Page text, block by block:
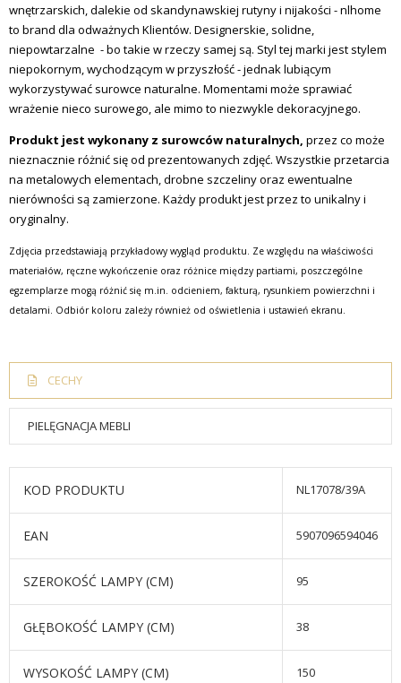
wnętrzarskich, dalekie od skandynawskiej rutyny i nijakości - nlhome
to brand dla odważnych Klientów. Designerskie, solidne,
niepowtarzalne - bo takie w rzeczy samej są. Styl tej marki jest stylem
niepokornym, wychodzącym w przyszłość - jednak lubiącym
wykorzystywać surowce naturalne. Momentami może sprawiać
wrażenie nieco surowego, ale mimo to niezwykle dekoracyjnego.
Produkt jest wykonany z surowców naturalnych, przez co może
nieznacznie różnić się od prezentowanych zdjęć. Wszystkie przetarcia
na metalowych elementach, drobne szczeliny oraz ewentualne
nierówności są zamierzone. Każdy produkt jest przez to unikalny i
oryginalny.
Zdjęcia przedstawiają przykładowy wygląd produktu. Ze względu na właściwości
materiałów, ręczne wykończenie oraz różnice między partiami, poszczególne
egzemplarze mogą różnić się m.in. odcieniem, fakturą, rysunkiem powierzchni i
detalami. Odbiór koloru zależy również od oświetlenia i ustawień ekranu.
CECHY
PIELĘGNACJA MEBLI
KOD PRODUKTU NL17078/39A
EAN 5907096594046
SZEROKOŚĆ LAMPY (CM) 95
GŁĘBOKOŚĆ LAMPY (CM) 38
WYSOKOŚĆ LAMPY (CM) 150